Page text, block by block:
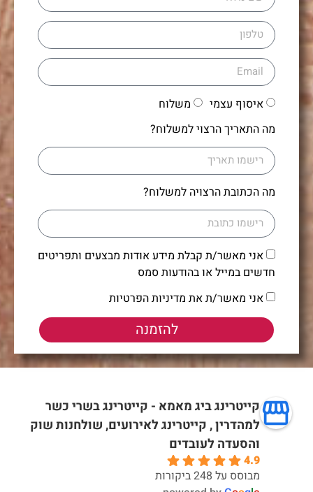
איסוף עצמי
משלוח
מה התאריך הרצוי למשלוח?
מה הכתובת הרצויה למשלוח?
אני מאשר/ת קבלת מידע אודות מבצעים ותפריטים
חדשים במייל או בהודעות סמס
אני מאשר/ת את מדיניות הפרטיות
להזמנה
קייטרינג ביג מאמא - קייטרינג בשרי כשר
למהדרין , קייטרינג לאירועים, שולחנות שוק
והסעדה לעובדים
4.9
מבוסס על 248 ביקורות